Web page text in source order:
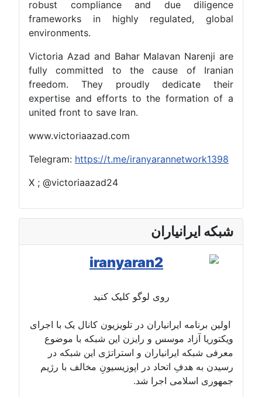
robust compliance and due diligence
frameworks in highly regulated, global
environments.
Victoria Azad and Bahar Malavan Narenji are
fully committed to the cause of Iranian
freedom. They proudly dedicate their
expertise and efforts to the formation of a
united front to save Iran.
www.victoriaazad.com
Telegram: https://t.me/iranyarannetwork1398
X ; @victoriaazad24
شبکه ایرانیاران
روی لوگو کلیک کنید
اولین برنامه ایرانیاران در تلویزیون کانال یک با اجرای
ویکتوریا آزاد موسس و رایزن این شبکه با موضوع
معرفی شبکه ایرانیاران و استراتژی این شبکه در
رسیدن به هدفِ اتحاد در اپوزیسیونِ مخالف با رژیم
جمهوری اسلامی اجرا شد.